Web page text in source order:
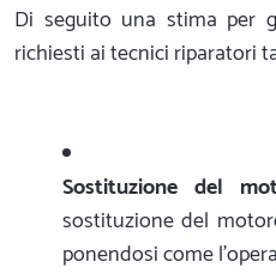
Di seguito una stima per
richiesti ai tecnici riparatori
Sostituzione del
sostituzione del
ponendosi come